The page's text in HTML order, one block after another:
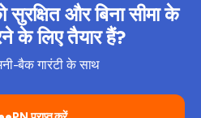
और बिना सीमा के
के लिए तैयार हैं?
बैक गारंटी के साथ